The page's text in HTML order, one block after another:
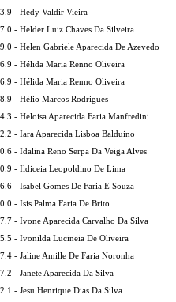
- Hedy Valdir Vieira
- Helder Luiz Chaves Da Silveira
- Helen Gabriele Aparecida De Azevedo
- Hélida Maria Renno Oliveira
- Hélida Maria Renno Oliveira
- Hélio Marcos Rodrigues
- Heloisa Aparecida Faria Manfredini
- Iara Aparecida Lisboa Balduino
- Idalina Reno Serpa Da Veiga Alves
- Ildiceia Leopoldino De Lima
- Isabel Gomes De Faria E Souza
- Isis Palma Faria De Brito
- Ivone Aparecida Carvalho Da Silva
- Ivonilda Lucineia De Oliveira
- Jaline Amille De Faria Noronha
- Janete Aparecida Da Silva
- Jesu Henrique Dias Da Silva